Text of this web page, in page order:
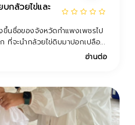
บกล้วยไข่และ
ขึ้นชื่อของจังหวัดกำแพงเพชรไป
ที่จะนำกล้วยไข่ดิบมาปอกเปลือ...
อ่านต่อ